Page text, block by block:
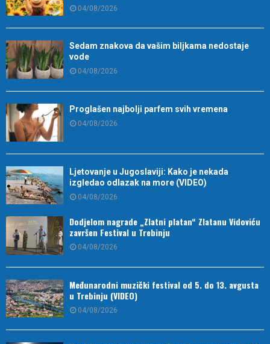
04/08/2026
Sedam znakova da vašim biljkama nedostaje
vode
04/08/2026
Proglašen najbolji parfem svih vremena
04/08/2026
Ljetovanje u Jugoslaviji: Kako je nekada
izgledao odlazak na more (VIDEO)
04/08/2026
Dodjelom nagrade „Zlatni platan“ Zlatanu Vidoviću
završen Festival u Trebinju
04/08/2026
Međunarodni muzički festival od 5. do 13. avgusta
u Trebinju (VIDEO)
04/08/2026